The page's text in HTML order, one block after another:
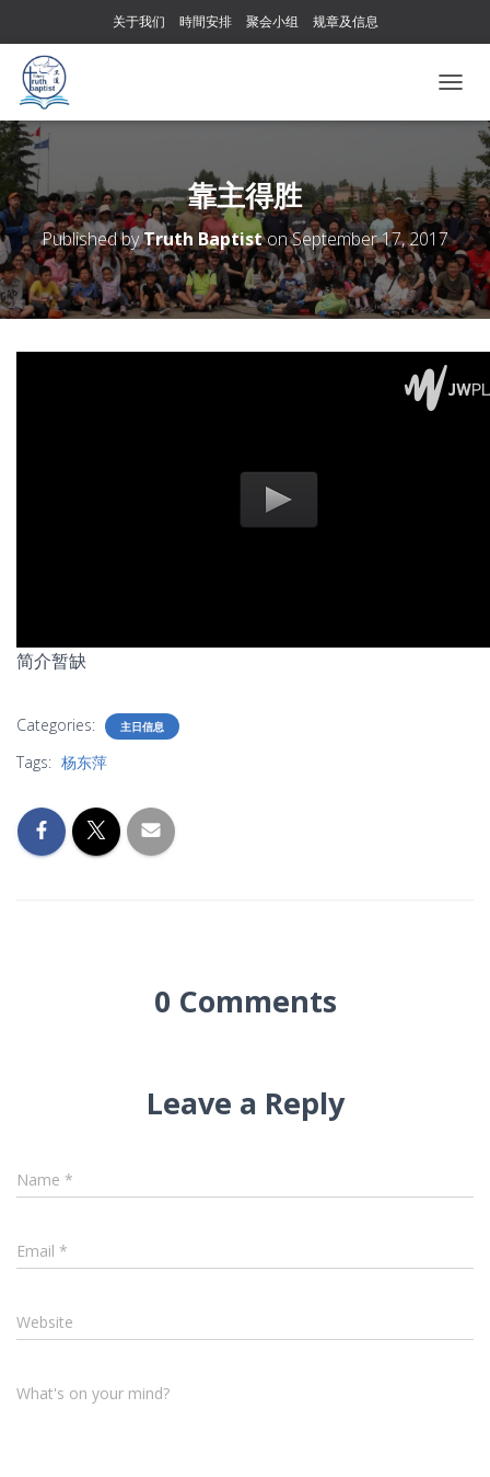
关于我们 時間安排 聚会小组 规章及信息
O
E
N
A
V
I
G
T
O
靠主得胜
Published byTruth BaptistonSeptember 17, 2017
简介暂缺
Categories: 主日信息
Tags: 杨东萍
0 Comments
Leave a Reply
Name *
Email *
Website
What's on your mind?